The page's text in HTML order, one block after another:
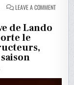
LEAVE A COMMENTON
NORRIS
de Lando
le